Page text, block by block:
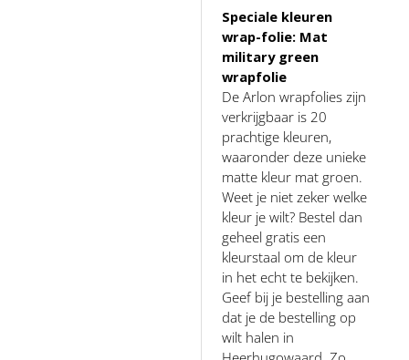
Speciale kleuren
wrap-folie: Mat
military green
wrapfolie
De Arlon wrapfolies zijn
verkrijgbaar is 20
prachtige kleuren,
waaronder deze unieke
matte kleur mat groen.
Weet je niet zeker welke
kleur je wilt? Bestel dan
geheel gratis een
kleurstaal om de kleur
in het echt te bekijken.
Geef bij je bestelling aan
dat je de bestelling op
wilt halen in